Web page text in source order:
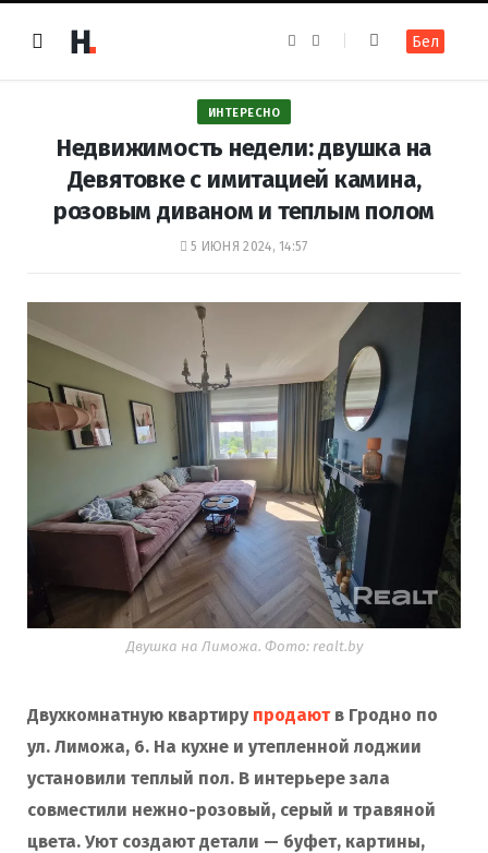
e
k
t
a
m
Бел
ИНТЕРЕСНО
Недвижимость недели: двушка на
Девятовке с имитацией камина,
розовым диваном и теплым полом
5 ИЮНЯ 2024, 14:57
Двушка на Лиможа. Фото: realt.by
Двухкомнатную квартиру продаютв Гродно по
ул. Лиможа, 6. На кухне и утепленной лоджии
установили теплый пол. В интерьере зала
совместили нежно-розовый, серый и травяной
цвета. Уют создают детали — буфет, картины,